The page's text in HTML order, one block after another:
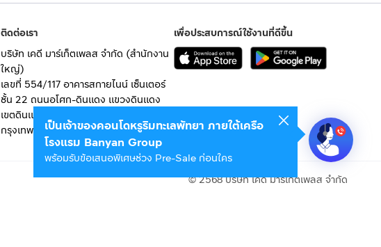
ติดต่อเรา
บริษัท เคดี มาร์เก็ตเพลส จำกัด (สำนักงาน
ใหญ่)
เลขที่ 554/117 อาคารสกายไนน์ เซ็นเตอร์
ชั้น 22 ถนนอโศก-ดินแดง แขวงดินแดง
เขตดินแดง
กรุงเทพมหานคร 10400
เพื่อประสบการณ์ใช้งานที่ดีขึ้น
© 2568 บริษัท เคดี มาร์เก็ตเพลส จำกัด
เป็นเจ้าของคอนโดหรูริมทะเลพัทยา ภายใต้เครือ
โรงแรม Banyan Group
พร้อมรับข้อเสนอพิเศษช่วง Pre-Sale ก่อนใคร